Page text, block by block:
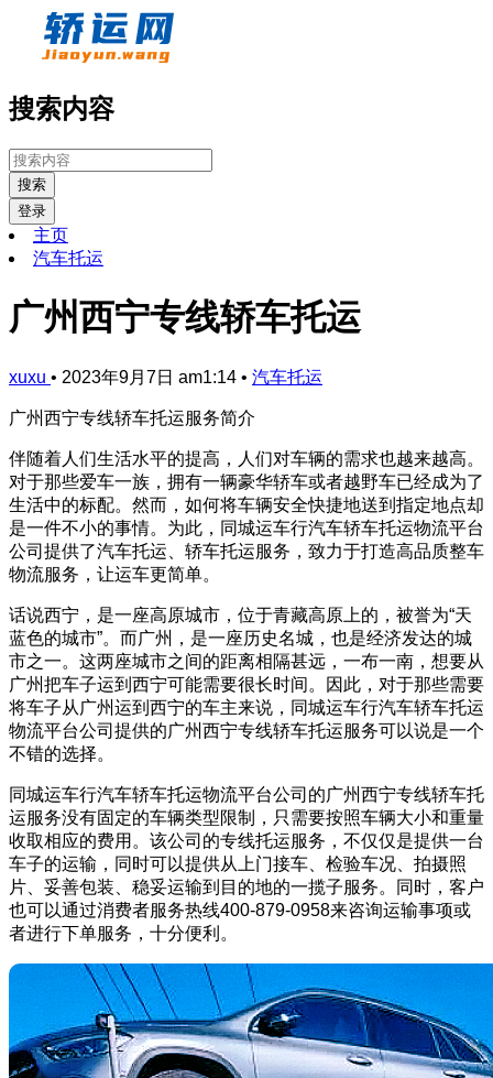
搜索内容
搜索
登录
主页
汽车托运
广州西宁专线轿车托运
xuxu • 2023年9月7日 am1:14 • 汽车托运
广州西宁专线轿车托运服务简介
伴随着人们生活水平的提高，人们对车辆的需求也越来越高。
对于那些爱车一族，拥有一辆豪华轿车或者越野车已经成为了
生活中的标配。然而，如何将车辆安全快捷地送到指定地点却
是一件不小的事情。为此，同城运车行汽车轿车托运物流平台
公司提供了汽车托运、轿车托运服务，致力于打造高品质整车
物流服务，让运车更简单。
话说西宁，是一座高原城市，位于青藏高原上的，被誉为“天
蓝色的城市”。而广州，是一座历史名城，也是经济发达的城
市之一。这两座城市之间的距离相隔甚远，一布一南，想要从
广州把车子运到西宁可能需要很长时间。因此，对于那些需要
将车子从广州运到西宁的车主来说，同城运车行汽车轿车托运
物流平台公司提供的广州西宁专线轿车托运服务可以说是一个
不错的选择。
同城运车行汽车轿车托运物流平台公司的广州西宁专线轿车托
运服务没有固定的车辆类型限制，只需要按照车辆大小和重量
收取相应的费用。该公司的专线托运服务，不仅仅是提供一台
车子的运输，同时可以提供从上门接车、检验车况、拍摄照
片、妥善包装、稳妥运输到目的地的一揽子服务。同时，客户
也可以通过消费者服务热线400-879-0958来咨询运输事项或
者进行下单服务，十分便利。